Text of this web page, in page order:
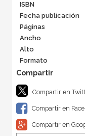
ISBN
Fecha publicación
Páginas
Ancho
Alto
Formato
Compartir en
Compartir en
Compartir en